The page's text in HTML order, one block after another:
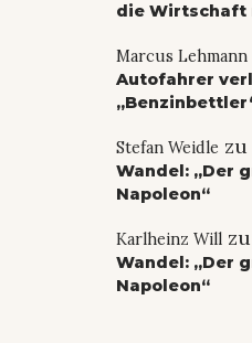
die Wirtschaft
Marcus Lehmann
Autofahrer
Stefan Weidle zu
Wandel: „Der
Napoleon“
Karlheinz Willzu
Wandel: „Der
Napoleon“